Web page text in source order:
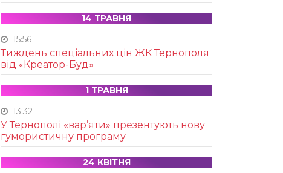
14 ТРАВНЯ
15:56
Тиждень спеціальних цін ЖК Тернополя
від «Креатор-Буд»
1 ТРАВНЯ
13:32
У Тернополі «вар’яти» презентують нову
гумористичну програму
24 КВІТНЯ